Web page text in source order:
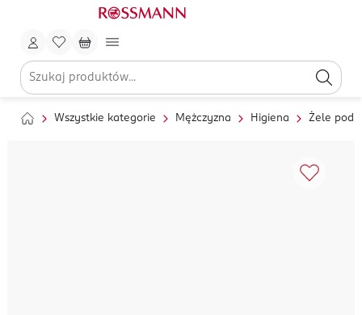
Wszystkie kategorie Mężczyzna Higiena Żele pod